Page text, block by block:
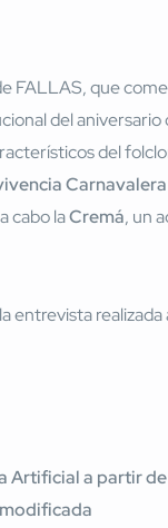
FALLAS, que
del
del
cabo laCremá, un
entrevista realizada
Artificial a partir